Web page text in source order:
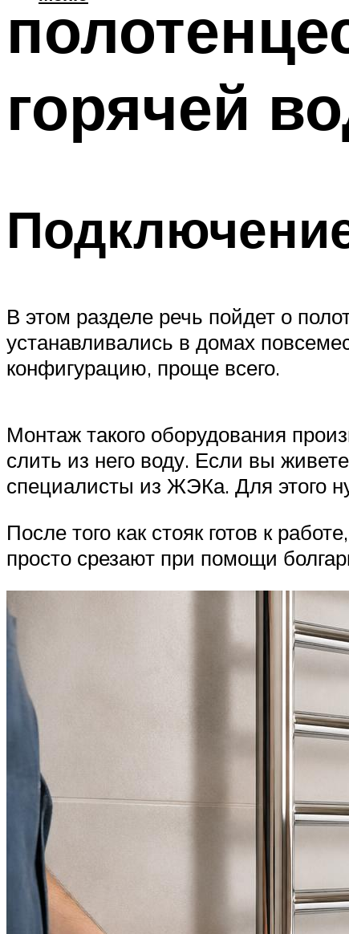
горячей
В этом разделе речь пойдет о
устанавливались в домах
конфигурацию, проще всего.
Монтаж такого оборудования
слить из него воду. Если вы
специалисты из ЖЭКа. Для этого
После того как стояк готов к
просто срезают при помощи